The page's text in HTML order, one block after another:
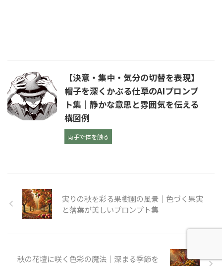
【決意・集中・気分の切替を表現】
帽子を深くかぶる仕草のAIプロンプ
ト集｜静かな意思と雰囲気を伝える
構図例
両手で体を触る
実りの秋を彩る果樹園の風景｜色づく果実
と落葉が美しいプロンプト集
秋の花壇に咲く色彩の魔法｜深まる季節を